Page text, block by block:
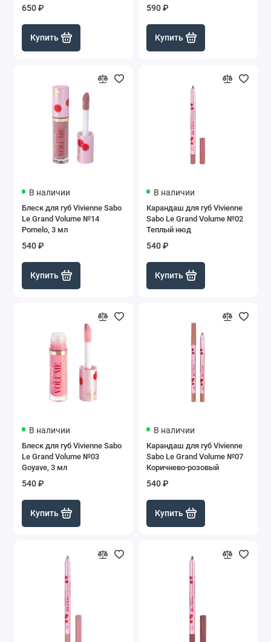
650 ₽
Купить
590 ₽
Купить
В наличии
Блеск для губ Vivienne Sabo
Le Grand Volume №14
Pomelo, 3 мл
540 ₽
Купить
В наличии
Карандаш для губ Vivienne
Sabo Le Grand Volume №02
Теплый нюд
540 ₽
Купить
В наличии
Блеск для губ Vivienne Sabo
Le Grand Volume №03
Goyave, 3 мл
540 ₽
Купить
В наличии
Карандаш для губ Vivienne
Sabo Le Grand Volume №07
Коричнево-розовый
540 ₽
Купить